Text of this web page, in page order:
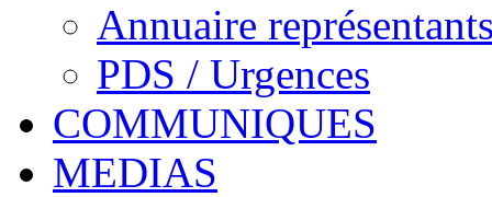
Annuaire
PDS / Urgences
COMMUNIQUES
MEDIAS